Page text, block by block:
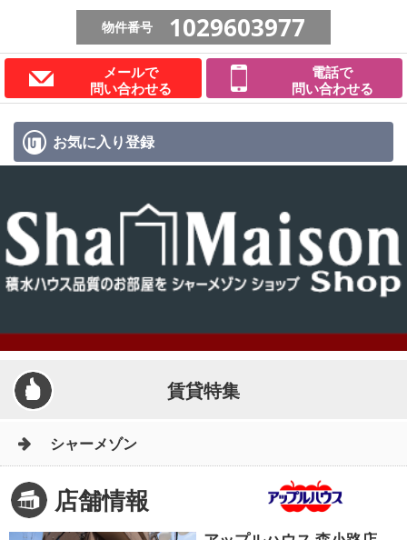
物件番号 1029603977
メールで
問い合わせる
電話で
問い合わせる
お気に入り登録
賃貸特集
シャーメゾン
店舗情報